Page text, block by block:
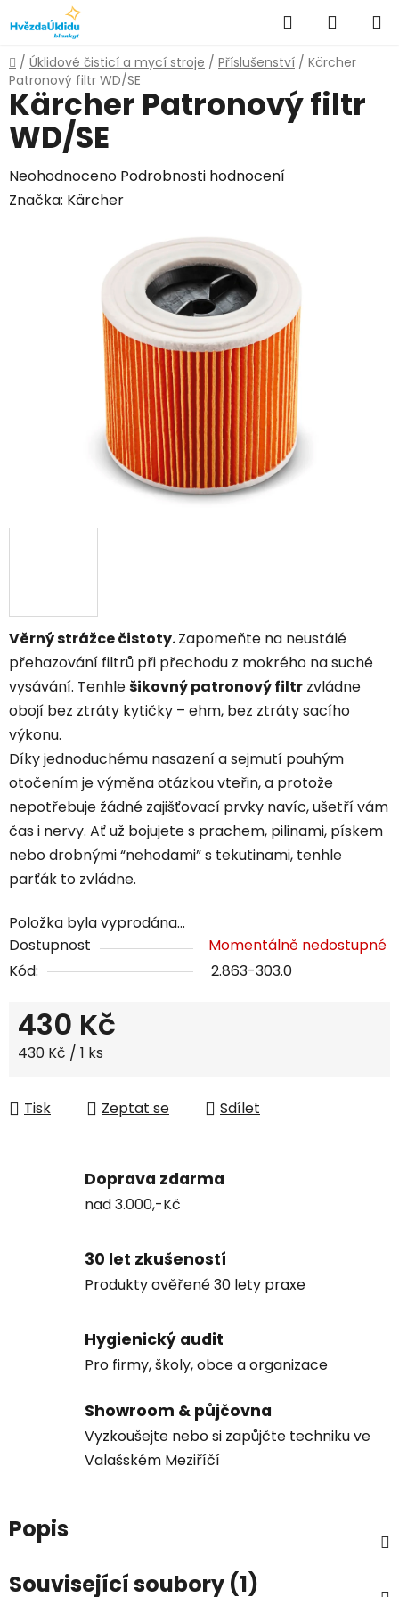
na
obsah
Hledat
KOŠÍK
Domů
/ Úklidové čisticí a mycí stroje / Příslušenství / Kärcher
Patronový filtr WD/SE
Věrný strážce čistoty.Zapomeňte na neustálé
přehazování filtrů při přechodu z mokrého na suché
vysávání. Tenhlešikovný patronový filtr zvládne
obojí bez ztráty kytičky – ehm, bez ztráty sacího
výkonu.
Díky jednoduchému nasazení a sejmutí pouhým
otočením je výměna otázkou vteřin, a protože
nepotřebuje žádné zajišťovací prvky navíc, ušetří vám
čas i nervy. Ať už bojujete s prachem, pilinami, pískem
nebo drobnými “nehodami” s tekutinami, tenhle
parťák to zvládne.
Položka byla vyprodána…
Dostupnost
Momentálně nedostupné
Kód:
2.863-303.0
430 Kč
Měrná cena:
430 Kč / 1 ks
Tisk Zeptat se Sdílet
Kärcher Patronový filtr
WD/SE
Průměrné
hodnocení
Neohodnoceno Podrobnosti hodnocení
Značka: Kärcher
Doprava zdarma
nad 3.000,-Kč
30 let zkušeností
Produkty ověřené 30 lety praxe
Hygienický audit
Pro firmy, školy, obce a organizace
Showroom & půjčovna
Vyzkoušejte nebo si zapůjčte techniku ve
Valašském Meziříčí
Popis
Související soubory (1)